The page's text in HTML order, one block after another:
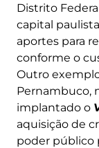
Distrito
capital
aportes para
conforme o
Outro
Pernambuco,
implantado o
aquisição de
poder público